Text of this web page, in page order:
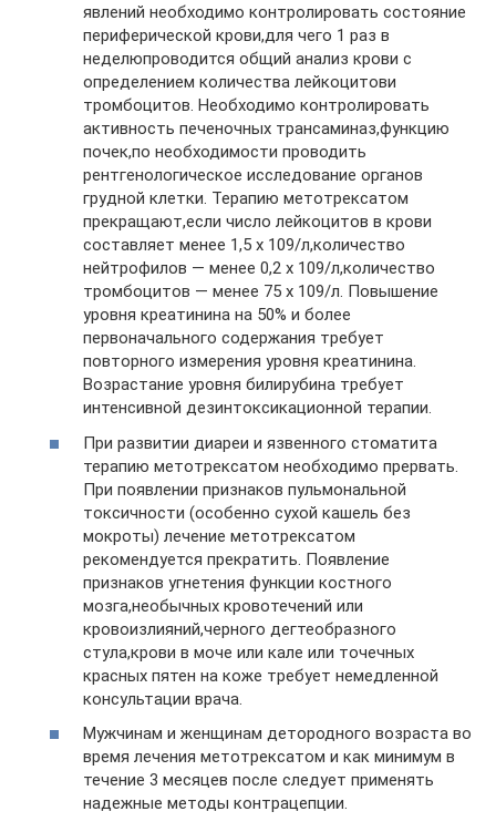
явлений необходимо контролировать состояние
периферической крови,для чего 1 раз в
неделюпроводится общий анализ крови с
определением количества лейкоцитови
тромбоцитов. Необходимо контролировать
активность печеночных трансаминаз,функцию
почек,по необходимости проводить
рентгенологическое исследование органов
грудной клетки. Терапию метотрексатом
прекращают,если число лейкоцитов в крови
составляет менее 1,5 х 109/л,количество
нейтрофилов — менее 0,2 х 109/л,количество
тромбоцитов — менее 75 х 109/л. Повышение
уровня креатинина на 50% и более
первоначального содержания требует
повторного измерения уровня креатинина.
Возрастание уровня билирубина требует
интенсивной дезинтоксикационной терапии.
При развитии диареи и язвенного стоматита
терапию метотрексатом необходимо прервать.
При появлении признаков пульмональной
токсичности (особенно сухой кашель без
мокроты) лечение метотрексатом
рекомендуется прекратить. Появление
признаков угнетения функции костного
мозга,необычных кровотечений или
кровоизлияний,черного дегтеобразного
стула,крови в моче или кале или точечных
красных пятен на коже требует немедленной
консультации врача.
Мужчинам и женщинам детородного возраста во
время лечения метотрексатом и как минимум в
течение 3 месяцев после следует применять
надежные методы контрацепции.